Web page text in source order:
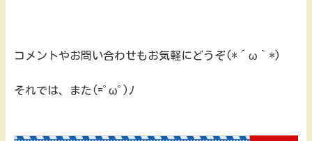
コメントやお問い合わせもお気軽にどうぞ(*´ω｀*)
それでは、また(=ﾟωﾟ)ﾉ